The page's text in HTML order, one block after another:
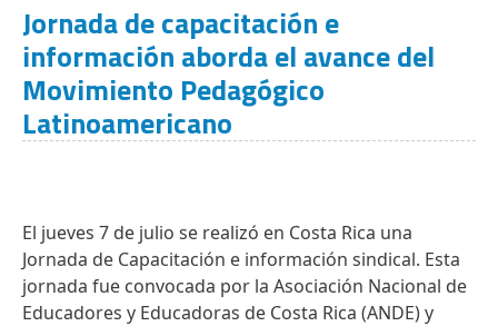
Jornada de capacitación e
información aborda el avance del
Movimiento Pedagógico
Latinoamericano
El jueves 7 de julio se realizó en Costa Rica una
Jornada de Capacitación e información sindical. Esta
jornada fue convocada por la Asociación Nacional de
Educadores y Educadoras de Costa Rica (ANDE) y